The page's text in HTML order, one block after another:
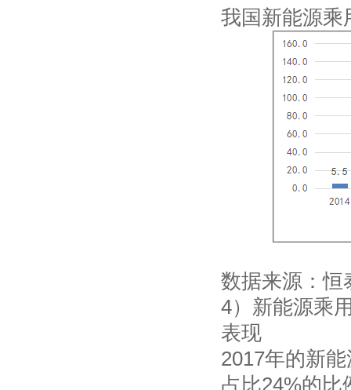
我国新能源乘
数据来源：恒
4）新能源乘
表现
2017年的新
占比24%的比